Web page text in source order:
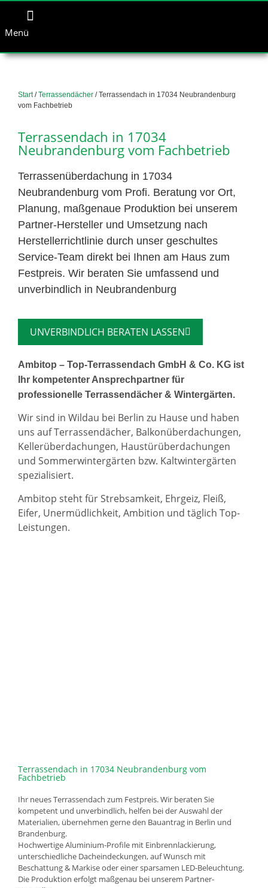
Menü
Start/Terrassendächer / Terrassendach in 17034 Neubrandenburg
vom Fachbetrieb
Terrassendach in 17034
Neubrandenburg vom Fachbetrieb
Terrassenüberdachung in 17034
Neubrandenburg vom Profi. Beratung vor Ort,
Planung, maßgenaue Produktion bei unserem
Partner-Hersteller und Umsetzung nach
Herstellerrichtlinie durch unser geschultes
Service-Team direkt bei Ihnen am Haus zum
Festpreis. Wir beraten Sie umfassend und
unverbindlich in Neubrandenburg
UNVERBINDLICH BERATEN LASSEN
Ambitop – Top-Terrassendach GmbH & Co. KG ist
Ihr kompetenter Ansprechpartner für
professionelle Terrassendächer & Wintergärten.
Wir sind in Wildau bei Berlin zu Hause und haben
uns auf Terrassendächer, Balkonüberdachungen,
Kellerüberdachungen, Haustürüberdachungen
und Sommerwintergärten bzw. Kaltwintergärten
spezialisiert.
Ambitop steht für Strebsamkeit, Ehrgeiz, Fleiß,
Eifer, Unermüdlichkeit, Ambition und täglich Top-
Leistungen.
Terrassendach in 17034 Neubrandenburg vom
Fachbetrieb
Ihr neues Terrassendach zum Festpreis. Wir beraten Sie
kompetent und unverbindlich, helfen bei der Auswahl der
Materialien, übernehmen gerne den Bauantrag in Berlin und
Brandenburg.
Hochwertige Aluminium-Profile mit Einbrennlackierung,
unterschiedliche Dacheindeckungen, auf Wunsch mit
Beschattung & Markise oder einer sparsamen LED-Beleuchtung.
Die Produktion erfolgt maßgenau bei unserem Partner-